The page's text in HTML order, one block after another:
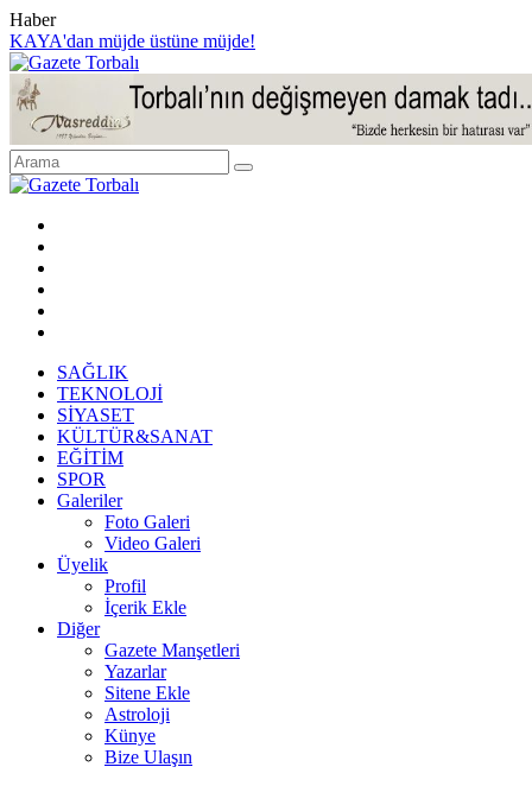
Haber
KAYA'dan müjde üstüne müjde!
SAĞLIK
TEKNOLOJİ
SİYASET
KÜLTÜR&SANAT
EĞİTİM
SPOR
Galeriler
Foto Galeri
Video Galeri
Üyelik
Profil
İçerik Ekle
Diğer
Gazete Manşetleri
Yazarlar
Sitene Ekle
Astroloji
Künye
Bize Ulaşın